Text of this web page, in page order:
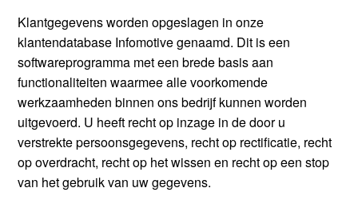
Klantgegevens worden opgeslagen in onze
klantendatabase Infomotive genaamd. Dit is een
softwareprogramma met een brede basis aan
functionaliteiten waarmee alle voorkomende
werkzaamheden binnen ons bedrijf kunnen worden
uitgevoerd. U heeft recht op inzage in de door u
verstrekte persoonsgegevens, recht op rectificatie, recht
op overdracht, recht op het wissen en recht op een stop
van het gebruik van uw gegevens.